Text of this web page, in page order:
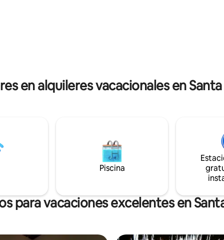
de 5, 196 reseñas
en alquileres vacacionales en
Piscina
para vacaciones excelentes en